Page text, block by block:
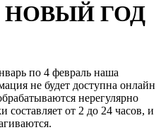
ГОД
по 4 февраль наша
не будет доступна онлайн
нерегулярно
составляет от 2 до 24 часов, и